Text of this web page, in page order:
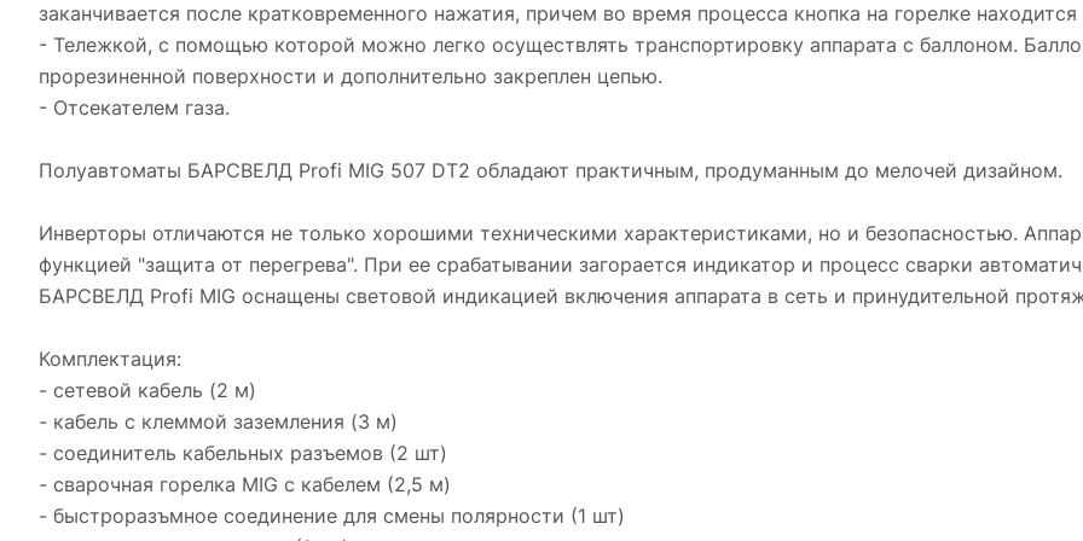
заканчивается после кратковременного нажатия, причем во время процесса кнопка на горелке
- Тележкой, с помощью которой можно легко осуществлять транспортировку аппарата с баллоном.
прорезиненной поверхности и дополнительно закреплен цепью.
- Отсекателем газа.
Полуавтоматы БАРСВЕЛД Profi MIG 507 DT2 обладают практичным, продуманным до мелочей дизайном.
Инверторы отличаются не только хорошими техническими характеристиками, но и безопасностью.
функцией "защита от перегрева". При ее срабатывании загорается индикатор и процесс сварки
БАРСВЕЛД Profi MIG оснащены световой индикацией включения аппарата в сеть и принудительной
Комплектация:
- сетевой кабель (2 м)
- кабель с клеммой заземления (3 м)
- соединитель кабельных разъемов (2 шт)
- сварочная горелка MIG с кабелем (2,5 м)
- быстроразъмное соединение для смены полярности (1 шт)